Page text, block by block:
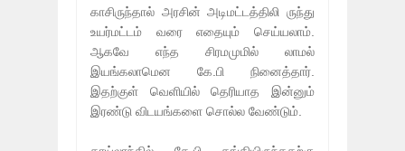
காசிருந்தால் அரசின் அடிமட்டத்திலி ருந்து
உயர்மட்டம் வரை எதையும் செய்யலாம்.
ஆகவே எந்த சிரமமுமில் லாமல்
இயங்கலாமென கே.பி நினைத்தார்.
இதற்குள் வெளியில் தெரியாத இன்னும்
இரண்டு விடயங்களை சொல்ல வேண்டும்.